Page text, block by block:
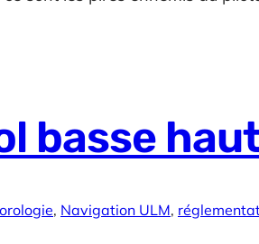
basse
, Navigation ULM,